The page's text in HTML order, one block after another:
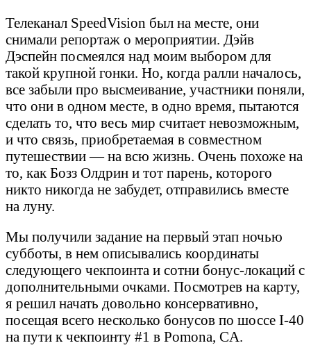
Телеканал SpeedVision был на месте, они
снимали репортаж о мероприятии. Дэйв
Дэспейн посмеялся над моим выбором для
такой крупной гонки. Но, когда ралли началось,
все забыли про высмеивание, участники поняли,
что они в одном месте, в одно время, пытаются
сделать то, что весь мир считает невозможным,
и что связь, приобретаемая в совместном
путешествии — на всю жизнь. Очень похоже на
то, как Бозз Олдрин и тот парень, которого
никто никогда не забудет, отправились вместе
на луну.
Мы получили задание на первый этап ночью
субботы, в нем описывались координаты
следующего чекпоинта и сотни бонус-локаций с
дополнительными очками. Посмотрев на карту,
я решил начать довольно консервативно,
посещая всего несколько бонусов по шоссе I-40
на пути к чекпоинту #1 в Pomona, CA.